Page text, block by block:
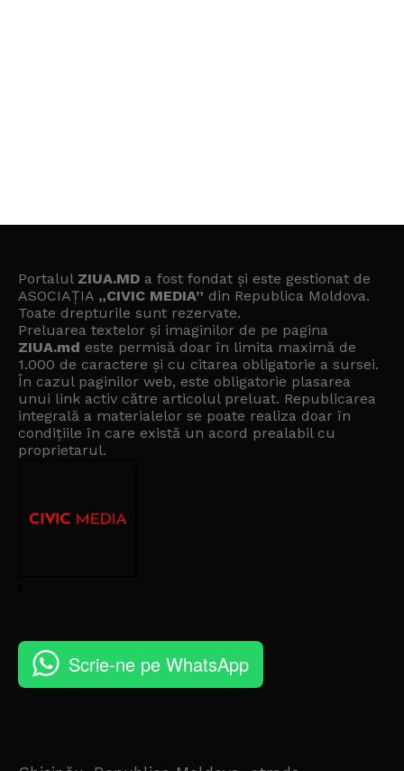
Portalul ZIUA.MD a fost fondat și este gestionat de
ASOCIAȚIA „CIVIC MEDIA” din Republica Moldova.
Toate drepturile sunt rezervate.
Preluarea textelor și imaginilor de pe pagina
ZIUA.md este permisă doar în limita maximă de
1.000 de caractere și cu citarea obligatorie a sursei.
În cazul paginilor web, este obligatorie plasarea
unui link activ către articolul preluat. Republicarea
integrală a materialelor se poate realiza doar în
condițiile în care există un acord prealabil cu
proprietarul.
Scrie-ne pe WhatsApp